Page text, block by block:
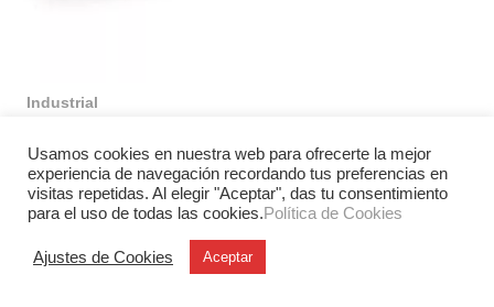
Industrial
nómada y multifuncional
Brando, diseñado por Giuseppe Arezzi para Campeggi,
reinterpreta el tradicional catre de campaña como un
mueble transformable que funciona como…
Usamos cookies en nuestra web para ofrecerte la mejor
experiencia de navegación recordando tus preferencias en
visitas repetidas. Al elegir "Aceptar", das tu consentimiento
para el uso de todas las cookies.Política de Cookies
Ajustes de Cookies Aceptar